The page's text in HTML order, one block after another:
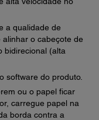
a qualidade de
o cabeçote de
bidirecional (alta
software do produto.
ou o papel ficar
carregue papel na
borda contra a